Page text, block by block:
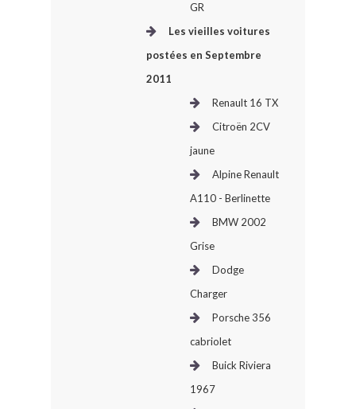
GR
Les vieilles voitures
postées en Septembre
2011
Renault 16 TX
Citroën 2CV
jaune
Alpine Renault
A110 - Berlinette
BMW 2002
Grise
Dodge
Charger
Porsche 356
cabriolet
Buick Riviera
1967